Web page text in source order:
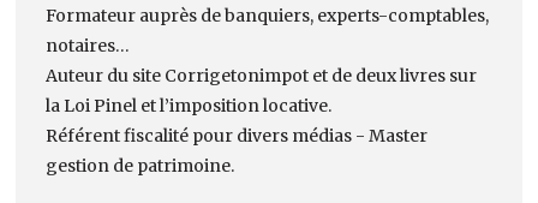
Formateur auprès de banquiers, experts-comptables,
notaires…
Auteur du site Corrigetonimpot et de deux livres sur
la Loi Pinel et l’imposition locative.
Référent fiscalité pour divers médias - Master
gestion de patrimoine.